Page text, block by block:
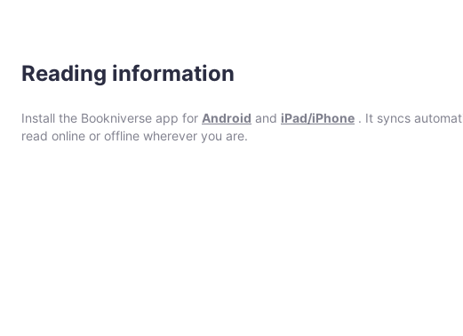
Reading information
Install the Bookniverse app for Android and iPad/iPhone . It syncs
read online or offline wherever you are.